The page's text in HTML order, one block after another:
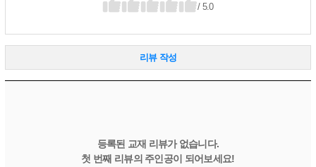
/ 5.0
리뷰 작성
등록된 교재 리뷰가 없습니다.
첫 번째 리뷰의 주인공이 되어보세요!